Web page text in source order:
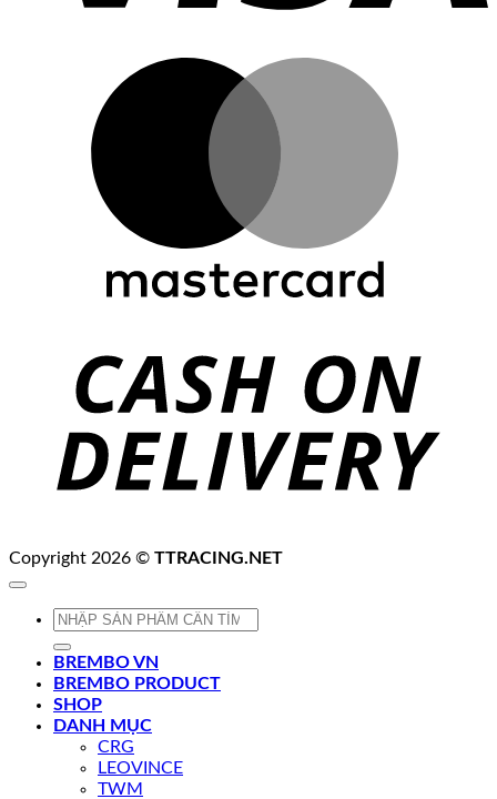
Copyright 2026 © TTRACING.NET
Tìm
BREMBO VN
BREMBO PRODUCT
SHOP
DANH MỤC
CRG
LEOVINCE
TWM